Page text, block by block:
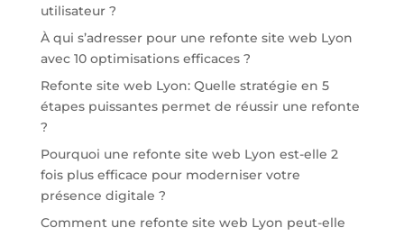
utilisateur ?
À qui s’adresser pour une refonte site web Lyon
avec 10 optimisations efficaces ?
Refonte site web Lyon: Quelle stratégie en 5
étapes puissantes permet de réussir une refonte
?
Pourquoi une refonte site web Lyon est-elle 2
fois plus efficace pour moderniser votre
présence digitale ?
Comment une refonte site web Lyon peut-elle